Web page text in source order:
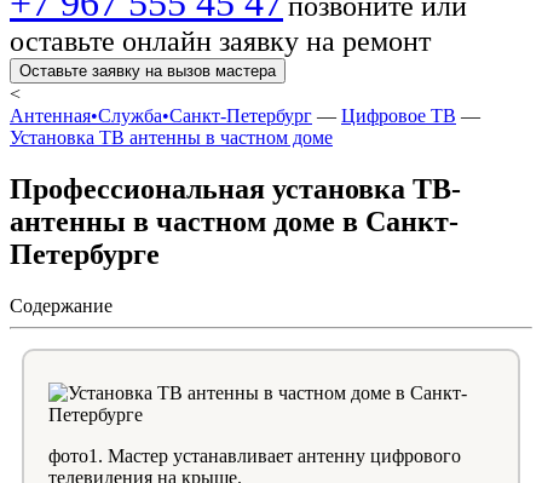
оставьте онлайн заявку на ремонт
Оставьте заявку на вызов мастера
<
Антенная•Служба•Санкт-Петербург — Цифровое ТВ —
Установка ТВ антенны в частном доме
Профессиональная установка ТВ-
антенны в частном доме в Санкт-
Петербурге
Содержание
фото1. Мастер устанавливает антенну цифрового
телевидения на крыше.